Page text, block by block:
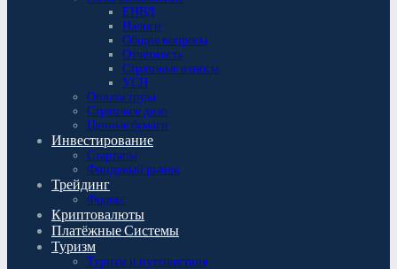
ЕНВД
Налоги
Общие вопросы
Отчётность
Страховые взносы
УСН
Оплата труда
Страховое дело
Ценные бумаги
Инвестирование
Стартапы
Фондовый рынок
Трейдинг
Форекс
Криптовалюты
Платёжные Системы
Туризм
Туризм и путешествия